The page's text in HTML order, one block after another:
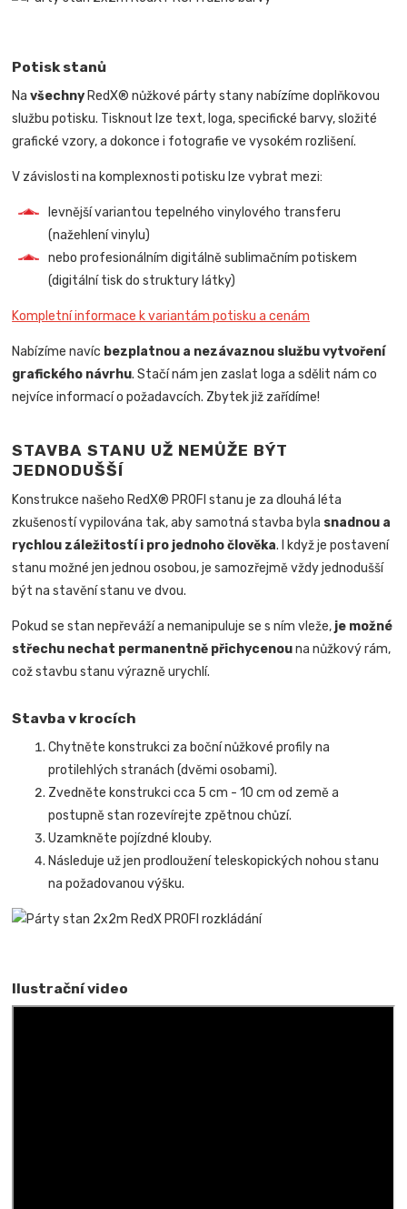
Potisk stanů
Navšechny RedX® nůžkové párty stany nabízíme doplňkovou
službu potisku. Tisknout lze text, loga, specifické barvy, složité
grafické vzory, a dokonce i fotografie ve vysokém rozlišení.
V závislosti na komplexnosti potisku lze vybrat mezi:
levnější variantou tepelného vinylového transferu
(nažehlení vinylu)
nebo profesionálním digitálně sublimačním potiskem
(digitální tisk do struktury látky)
Kompletní informace k variantám potisku a cenám
Nabízíme navíc bezplatnou a nezávaznou službu vytvoření
grafického návrhu. Stačí nám jen zaslat loga a sdělit nám co
nejvíce informací o požadavcích. Zbytek již zařídíme!
STAVBA STANU UŽ NEMŮŽE BÝT
JEDNODUŠŠÍ
Konstrukce našeho RedX® PROFI stanu je za dlouhá léta
zkušeností vypilována tak, aby samotná stavba byla snadnou a
rychlou záležitostí i pro jednoho člověka.
I když je postavení
stanu možné jen jednou osobou, je samozřejmě vždy jednodušší
být na stavění stanu ve dvou.
Pokud se stan nepřeváží a nemanipuluje se s ním vleže, je možné
střechu nechat permanentně přichycenouna nůžkový rám,
což stavbu stanu výrazně urychlí.
Stavba v krocích
Chytněte konstrukci za boční nůžkové profily na
protilehlých stranách (dvěmi osobami).
Zvedněte konstrukci cca 5 cm - 10 cm od země a
postupně stan rozevírejte zpětnou chůzí.
Uzamkněte pojízdné klouby.
Následuje už jen prodloužení teleskopických nohou stanu
na požadovanou výšku.
Ilustrační video